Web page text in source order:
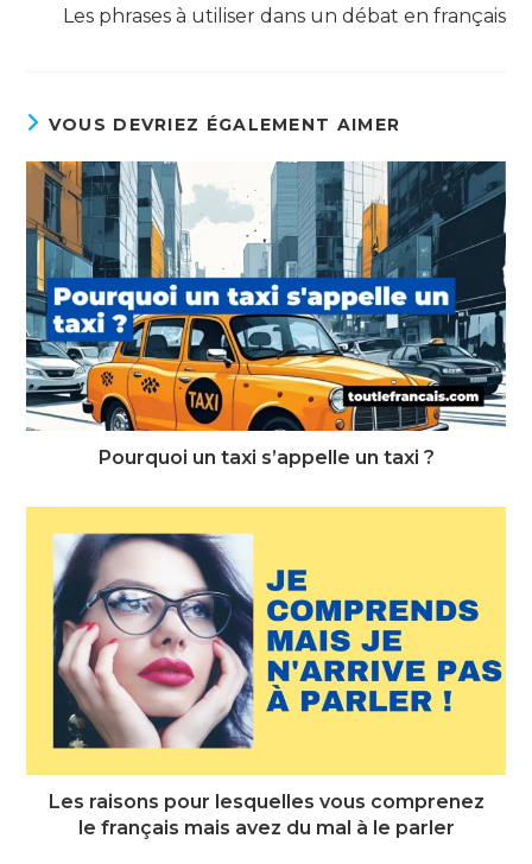
Les phrases à utiliser dans un débat en français
VOUS DEVRIEZ ÉGALEMENT AIMER
Pourquoi un taxi s’appelle un taxi ?
Les raisons pour lesquelles vous comprenez
le français mais avez du mal à le parler